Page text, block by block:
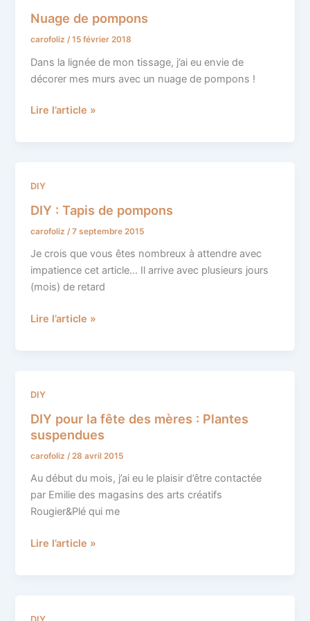
Nuage de pompons
carofoliz /15 février 2018
Dans la lignée de mon tissage, j’ai eu envie de
décorer mes murs avec un nuage de pompons !
pompons
Lire l’article »
DIY
DIY : Tapis de pompons
carofoliz /7 septembre 2015
Je crois que vous êtes nombreux à attendre avec
impatience cet article… Il arrive avec plusieurs jours
(mois) de retard
DIY
Tapis
de
pompons
Lire l’article »
DIY
DIY pour la fête des mères : Plantes
suspendues
carofoliz /28 avril 2015
Au début du mois, j’ai eu le plaisir d’être contactée
par Emilie des magasins des arts créatifs
Rougier&Plé qui me
DIY
la
fête
des
mères
:
Plantes
Lire l’article »
DIY